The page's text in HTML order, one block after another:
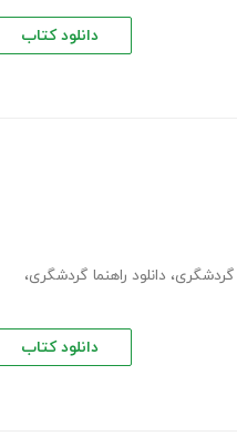
دانلود کتاب
گردشگری، دانلود راهنما گردشگری،
دانلود کتاب